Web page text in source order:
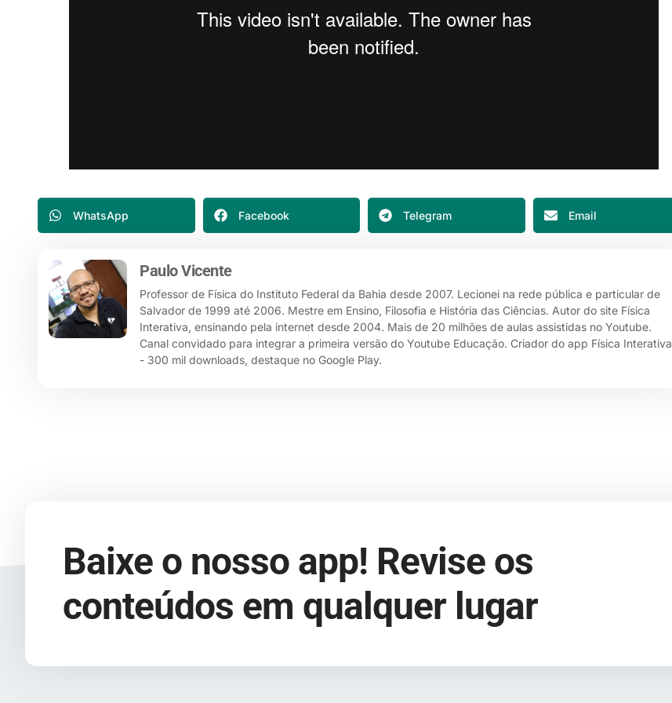
WhatsApp Facebook Telegram Email
Paulo Vicente
Professor de Física do Instituto Federal da Bahia desde 2007. Lecionei na rede pública e particular de
Salvador de 1999 até 2006. Mestre em Ensino, Filosofia e História das Ciências. Autor do site Física
Interativa, ensinando pela internet desde 2004. Mais de 20 milhões de aulas assistidas no Youtube.
Canal convidado para integrar a primeira versão do Youtube Educação. Criador do app Física Interativa
- 300 mil downloads, destaque no Google Play.
Baixe o nosso app! Revise os
conteúdos em qualquer lugar